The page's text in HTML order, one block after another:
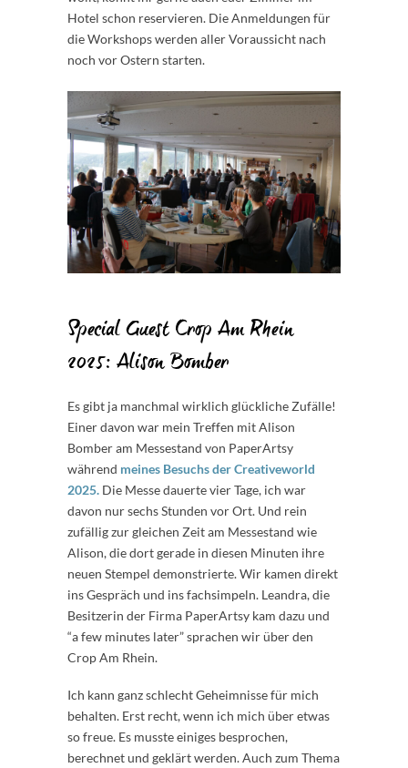
Hotel schon reservieren. Die Anmeldungen für
die Workshops werden aller Voraussicht nach
noch vor Ostern starten.
Special Guest Crop Am Rhein
2025: Alison Bomber
Es gibt ja manchmal wirklich glückliche Zufälle!
Einer davon war mein Treffen mit Alison
Bomber am Messestand von PaperArtsy
während meines Besuchs der Creativeworld
2025. Die Messe dauerte vier Tage, ich war
davon nur sechs Stunden vor Ort. Und rein
zufällig zur gleichen Zeit am Messestand wie
Alison, die dort gerade in diesen Minuten ihre
neuen Stempel demonstrierte. Wir kamen direkt
ins Gespräch und ins fachsimpeln. Leandra, die
Besitzerin der Firma PaperArtsy kam dazu und
“a few minutes later” sprachen wir über den
Crop Am Rhein.
Ich kann ganz schlecht Geheimnisse für mich
behalten. Erst recht, wenn ich mich über etwas
so freue. Es musste einiges besprochen,
berechnet und geklärt werden. Auch zum Thema